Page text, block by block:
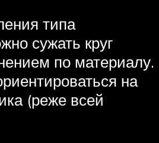
типа
сужать круг
по материалу.
на
(реже всей